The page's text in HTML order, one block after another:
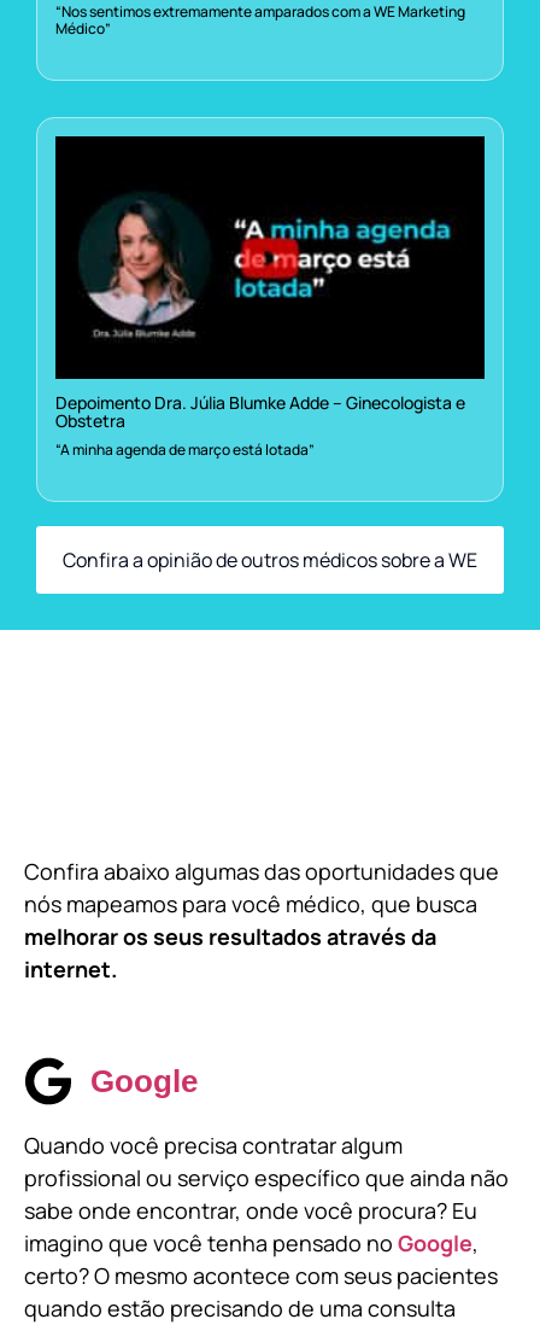
“Nos sentimos extremamente amparados com a WE Marketing
Médico”
Depoimento Dra. Júlia Blumke Adde – Ginecologista e
Obstetra
“A minha agenda de março está lotada”
Confira a opinião de outros médicos sobre a WE
Confira abaixo algumas das oportunidades que
nós mapeamos para você médico, que busca
melhorar os seus resultados através da
internet.
Google
Quando você precisa contratar algum
profissional ou serviço específico que ainda não
sabe onde encontrar, onde você procura? Eu
imagino que você tenha pensado no Google,
certo? O mesmo acontece com seus pacientes
quando estão precisando de uma consulta